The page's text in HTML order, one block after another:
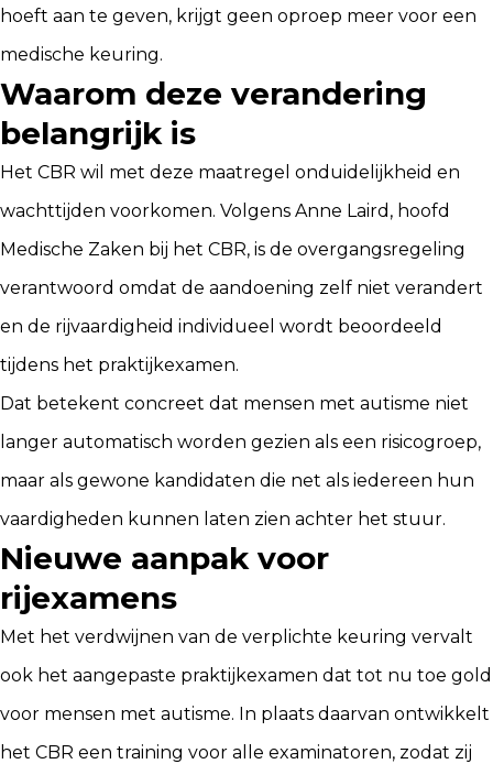
hoeft aan te geven, krijgt geen oproep meer voor een
medische keuring.
Waarom deze verandering
belangrijk is
Het CBR wil met deze maatregel onduidelijkheid en
wachttijden voorkomen. Volgens Anne Laird, hoofd
Medische Zaken bij het CBR, is de overgangsregeling
verantwoord omdat de aandoening zelf niet verandert
en de rijvaardigheid individueel wordt beoordeeld
tijdens het praktijkexamen.
Dat betekent concreet dat mensen met autisme niet
langer automatisch worden gezien als een risicogroep,
maar als gewone kandidaten die net als iedereen hun
vaardigheden kunnen laten zien achter het stuur.
Nieuwe aanpak voor
rijexamens
Met het verdwijnen van de verplichte keuring vervalt
ook het aangepaste praktijkexamen dat tot nu toe gold
voor mensen met autisme. In plaats daarvan ontwikkelt
het CBR een training voor alle examinatoren, zodat zij